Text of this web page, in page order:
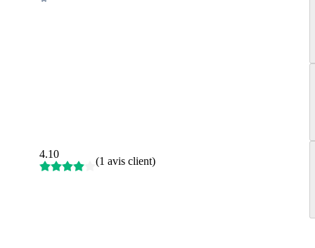
4.10
(1 avis client)